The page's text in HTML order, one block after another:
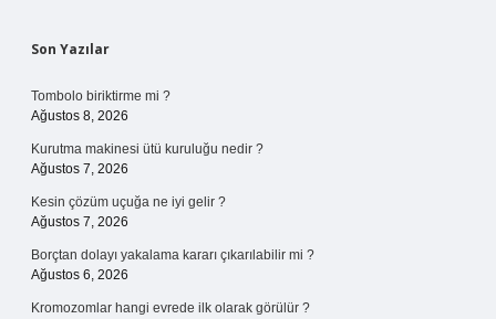
Sidebar
Son Yazılar
Tombolo biriktirme mi ?
Ağustos 8, 2026
Kurutma makinesi ütü kuruluğu nedir ?
Ağustos 7, 2026
Kesin çözüm uçuğa ne iyi gelir ?
Ağustos 7, 2026
Borçtan dolayı yakalama kararı çıkarılabilir mi ?
Ağustos 6, 2026
Kromozomlar hangi evrede ilk olarak görülür ?